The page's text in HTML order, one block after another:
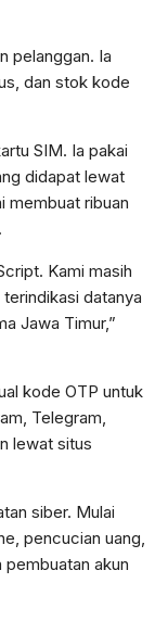
pelanggan. Ia
dan stok kode
SIM. Ia pakai
didapat lewat
membuat ribuan
Kami masih
datanya
Jawa Timur,”
kode OTP untuk
Telegram,
lewat situs
siber. Mulai
pencucian uang,
pembuatan akun